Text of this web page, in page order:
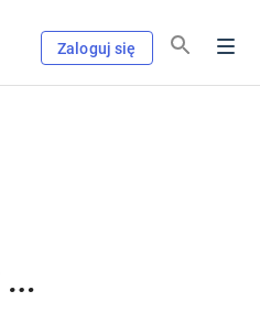
Zaloguj się